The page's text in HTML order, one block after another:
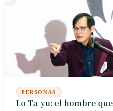
PERSONAS
Lo Ta-yu: el hombre